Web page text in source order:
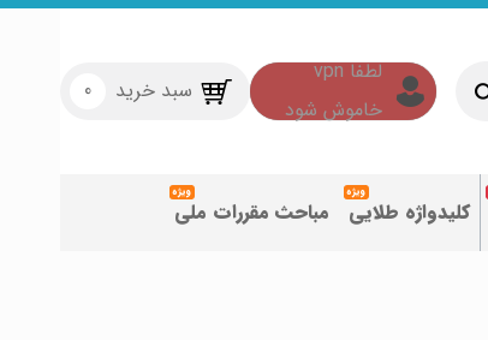
سبد خرید 0
کلیدواژه طلایی مباحث مقررات ملی